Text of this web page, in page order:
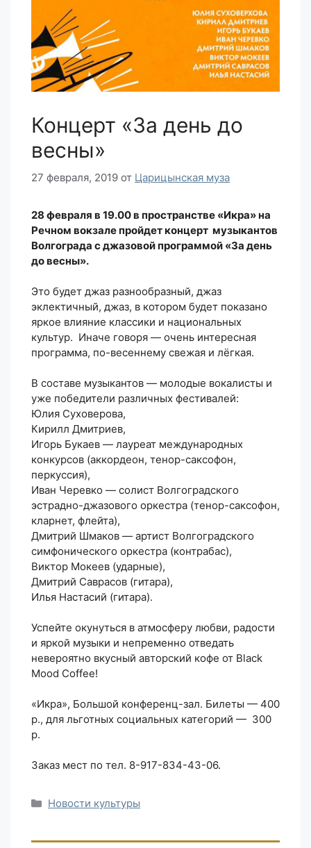
Концерт «За день до
весны»
27 февраля, 2019 от Царицынская муза
28 февраля в 19.00 в пространстве «Икра» на
Речном вокзале пройдет концерт музыкантов
Волгограда с джазовой программой «За день
до весны».
Это будет джаз разнообразный, джаз
эклектичный, джаз, в котором будет показано
яркое влияние классики и национальных
культур. Иначе говоря — очень интересная
программа, по-весеннему свежая и лёгкая.
В составе музыкантов — молодые вокалисты и
уже победители различных фестивалей:
‍Юлия Суховерова,
‍Кирилл Дмитриев,
Игорь Букаев — лауреат международных
конкурсов (аккордеон, тенор-саксофон,
перкуссия),
Иван Черевко — солист Волгоградского
эстрадно-джазового оркестра (тенор-саксофон,
кларнет, флейта),
Дмитрий Шмаков — артист Волгоградского
симфонического оркестра (контрабас),
Виктор Мокеев (ударные),
Дмитрий Саврасов (гитара),
Илья Настасий (гитара).
Успейте окунуться в атмосферу любви, радости
и яркой музыки и непременно отведать
невероятно вкусный авторский кофе от Black
Mood Coffee!
«Икра», Большой конференц-зал. Билеты — 400
р., для льготных социальных категорий — 300
р.
Заказ мест по тел. 8-917-834-43-06.
Рубрики
Новости культуры